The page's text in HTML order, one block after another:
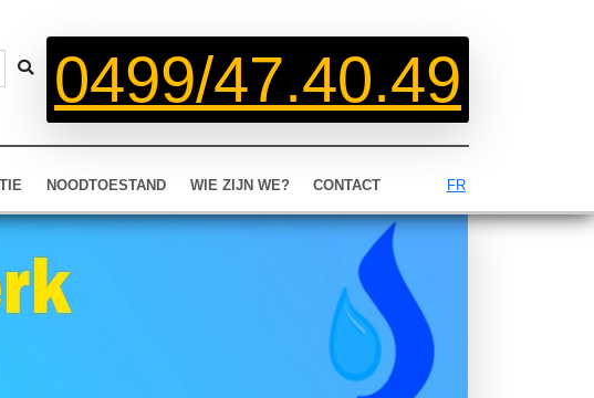
0499/47.40.49
NOODTOESTAND WIE ZIJN WE? CONTACT FR